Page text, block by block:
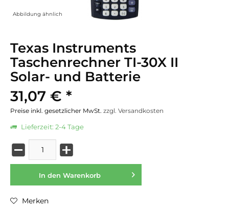
Abbildung ähnlich
Texas Instruments
Taschenrechner TI-30X II
Solar- und Batterie
31,07 € *
Preise inkl. gesetzlicher MwSt. zzgl. Versandkosten
Lieferzeit: 2-4 Tage
In den Warenkorb
Merken